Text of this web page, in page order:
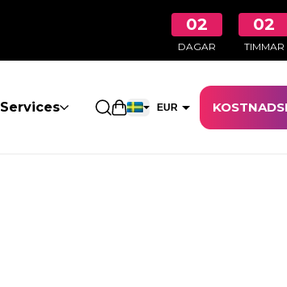
02
DAGAR
02
TIMMAR
Services Öppna kundkorgen
EUR